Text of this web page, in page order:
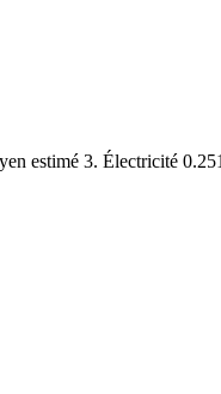
estimé 3. Électricité